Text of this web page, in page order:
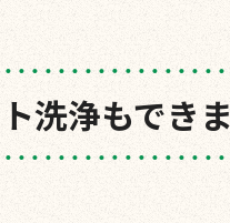
洗浄もでき